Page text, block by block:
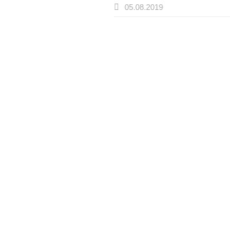
05.08.2019